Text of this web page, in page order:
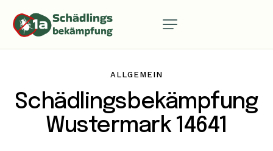
ALLGEMEIN
Schädlingsbekämpfung
Wustermark 14641